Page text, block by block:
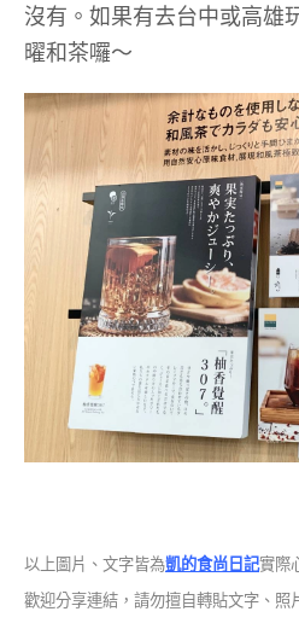
沒有。如果有去台中或高雄
曜和茶囉～
以上圖片、文字皆為凱的食尚日記實際
歡迎分享連結，請勿擅自轉貼文字、照